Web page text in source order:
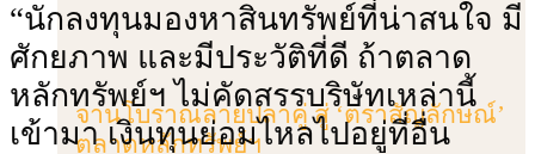
จานโบราณลายปลาคู่ สู่ ‘ตราสัญลักษณ์’
ตลาดหลักทรัพย์ฯ
“นักลงทุนมองหาสินทรัพย์ที่น่าสนใจ มี
ศักยภาพ และมีประวัติที่ดี ถ้าตลาด
หลักทรัพย์ฯ ไม่คัดสรรบริษัทเหล่านี้
เข้ามา เงินทุนย่อมไหลไปอยู่ที่อื่น